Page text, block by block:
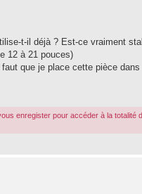
t-il déjà ? Est-ce vraiment
12 à 21 pouces)
que je place cette pièce dans
enregister pour accéder à la totalité